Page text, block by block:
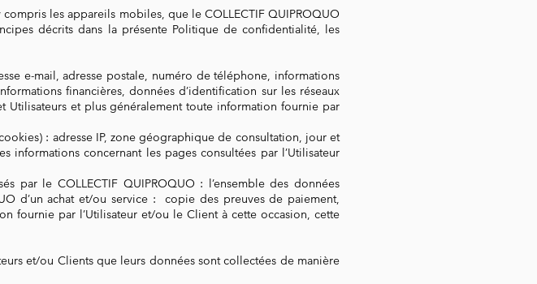
les appareils mobiles, que le COLLECTIF QUIPROQUO
décrits dans la présente Politique de confidentialité, les
e-mail, adresse postale, numéro de téléphone, informations
financières, données d’identification sur les réseaux
Utilisateurs et plus généralement toute information fournie par
: adresse IP, zone géographique de consultation, jour et
concernant les pages consultées par l’Utilisateur
par le COLLECTIF QUIPROQUO : l’ensemble des données
d’un achat et/ou service : copie des preuves de paiement,
fournie par l’Utilisateur et/ou le Client à cette occasion, cette
et/ou Clients que leurs données sont collectées de manière